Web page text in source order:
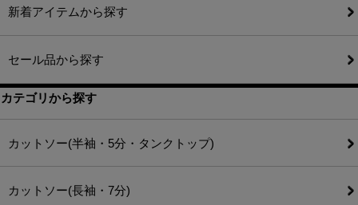
新着アイテムから探す
セール品から探す
カテゴリから探す
カットソー(半袖・5分・タンクトップ)
カットソー(長袖・7分)